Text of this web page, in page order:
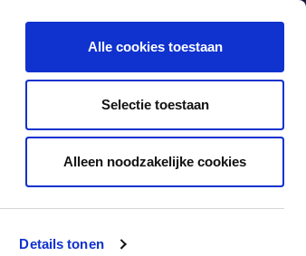
Details tonen
Alle cookies toestaan
Selectie toestaan
Alleen noodzakelijke cookies